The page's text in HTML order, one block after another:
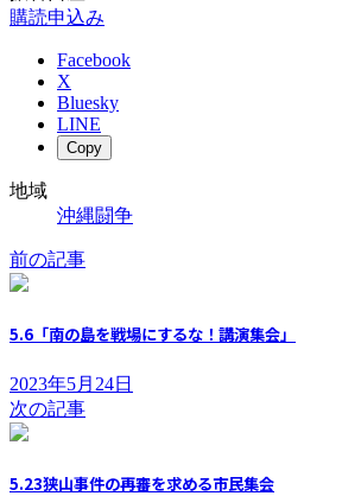
購読申込み
Facebook
X
Bluesky
LINE
Copy
地域
沖縄闘争
前の記事
5.6「南の島を戦場にするな！講演集会」
2023年5月24日
次の記事
5.23狭山事件の再審を求める市民集会